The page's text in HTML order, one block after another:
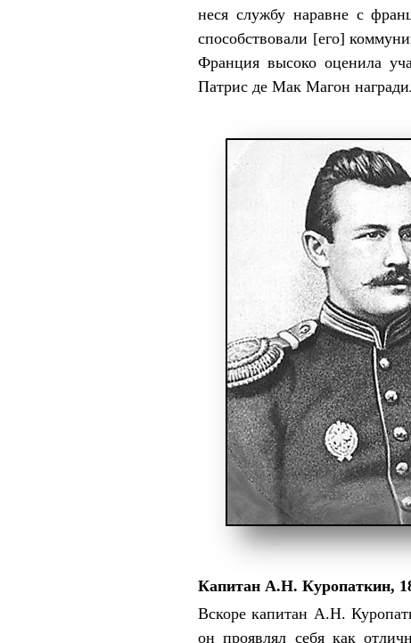
неся службу наравне с
способствовали [его]
Франция высоко оценила
Патрис де Мак Магон
Капитан А.Н. Куропаткин,
Вскоре капитан А.Н.
он проявлял себя как